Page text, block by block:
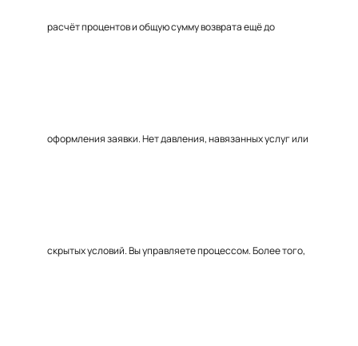
расчёт процентов и общую сумму возврата ещё до
оформления заявки. Нет давления, навязанных услуг или
скрытых условий. Вы управляете процессом. Более того,